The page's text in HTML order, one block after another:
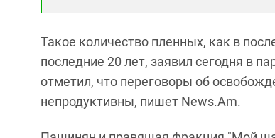
Такое количество пленных, как в
последние 20 лет, заявил сегодня в
отметил, что переговоры об
непродуктивны, пишет News.Am.